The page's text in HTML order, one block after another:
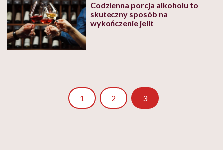
Codzienna porcja alkoholu to
skuteczny sposób na
wykończenie jelit
Strona
1 Strona
2 3